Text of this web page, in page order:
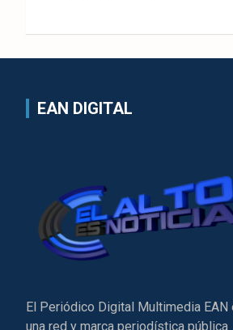
EAN DIGITAL
El Periódico Digital Multimedia EAN
una red y marca periodística pública